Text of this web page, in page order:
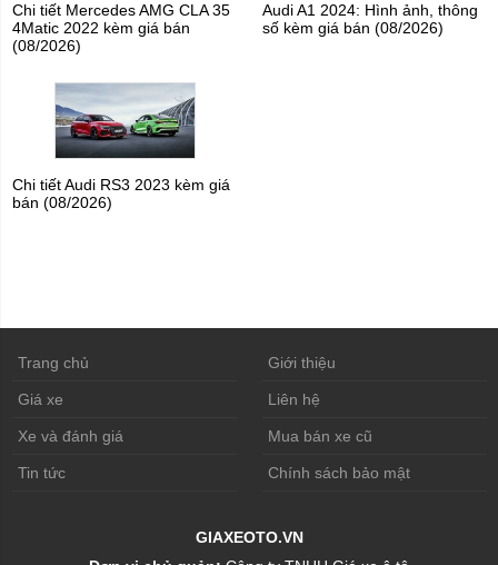
Chi tiết Mercedes AMG CLA 35
4Matic 2022 kèm giá bán
(08/2026)
Audi A1 2024: Hình ảnh, thông
số kèm giá bán (08/2026)
Chi tiết Audi RS3 2023 kèm giá
bán (08/2026)
Trang chủ Giới thiệu
Giá xe Liên hệ
Xe và đánh giá Mua bán xe cũ
Tin tức Chính sách bảo mật
GIAXEOTO.VN